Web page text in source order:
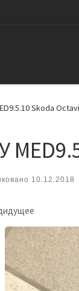
Skoda
10.12.2018